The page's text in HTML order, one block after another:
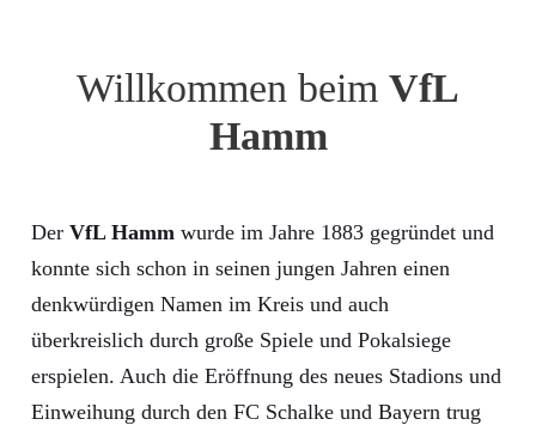
Willkommen beim VfL
Hamm
Der VfL Hamm wurde im Jahre 1883 gegründet und
konnte sich schon in seinen jungen Jahren einen
denkwürdigen Namen im Kreis und auch
überkreislich durch große Spiele und Pokalsiege
erspielen. Auch die Eröffnung des neues Stadions und
Einweihung durch den FC Schalke und Bayern trug